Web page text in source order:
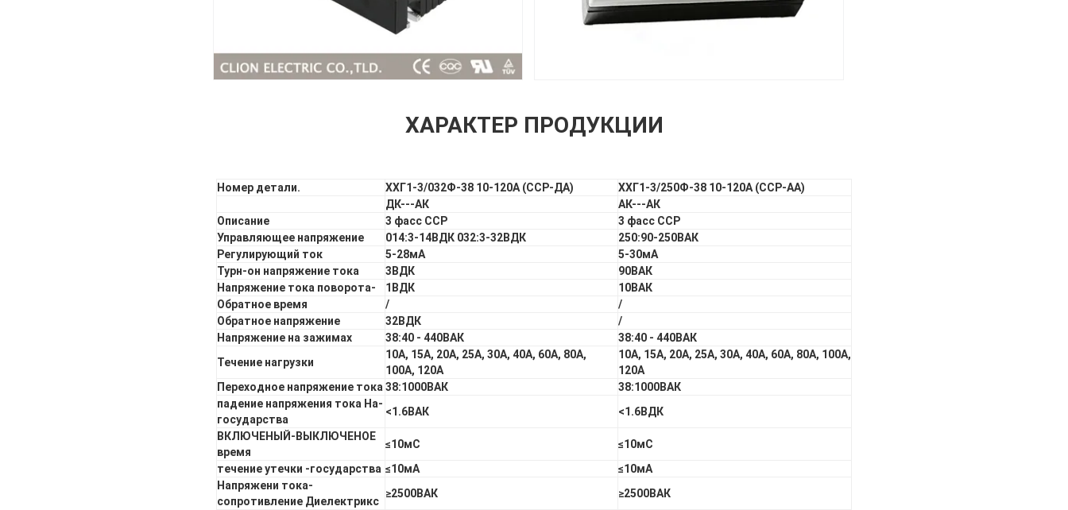
ХАРАКТЕР ПРОДУКЦИИ
Номер детали. ХХГ1-3/032Ф-38 10-120А (ССР-ДА)
ХХГ1-3/250Ф-38 10-120А (ССР-АА)
ДК---АК
АК---АК
Описание
3 фасс ССР
3 фасс ССР
Управляющее напряжение
014:3-14ВДК 032:3-32ВДК
250:90-250ВАК
Регулирующий ток
5-28мА
5-30мА
Турн-он напряжение тока
3ВДК
90ВАК
Напряжение тока поворота-
1ВДК
10ВАК
Обратное время
/
/
Обратное напряжение
32ВДК
/
Напряжение на зажимах
38:40 - 440ВАК
38:40 - 440ВАК
Течение нагрузки
10А, 15А, 20А, 25А, 30А, 40А, 60А, 80А,
100А, 120А
10А, 15А, 20А, 25А, 30А, 40А, 60А, 80А, 100А,
120А
Переходное напряжение тока 38:1000ВАК
38:1000ВАК
падение напряжения тока На-
государства
<1.6ВАК
<1.6ВДК
ВКЛЮЧЕНЫЙ-ВЫКЛЮЧЕНОЕ
время
≤10мС
≤10мС
течение утечки -государства ≤10мА
≤10мА
Напряжени тока-
сопротивление Диелектрикс
≥2500ВАК
≥2500ВАК